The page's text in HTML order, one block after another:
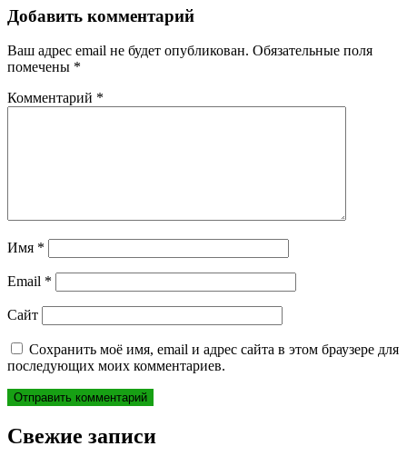
записям
Добавить комментарий
Ваш адрес email не будет опубликован. Обязательные поля
помечены *
Комментарий *
Имя *
Email *
Сайт
Сохранить моё имя, email и адрес сайта в этом браузере для
последующих моих комментариев.
Свежие записи